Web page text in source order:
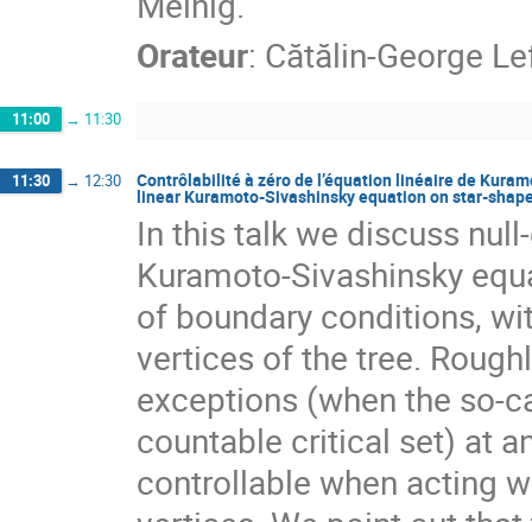
Orateur: Cătălin-George
11:00 → 11:30
11:30 → 12:30 Contrôlabilité à zéro de l’équation linéaire de
linear Kuramoto-Sivashinsky equation on star-
In this talk we discuss
Kuramoto-Sivashinsky
of boundary conditions,
vertices of the tree.
exceptions (when the so-
countable critical set) at
controllable when acting